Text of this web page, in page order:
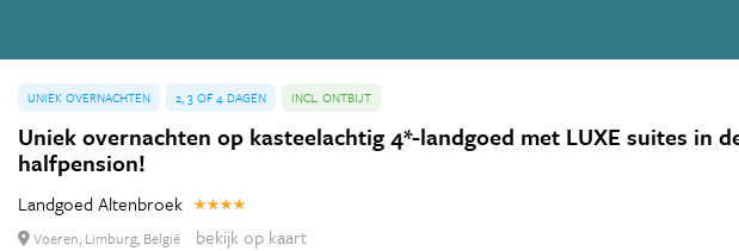
UNIEK OVERNACHTEN 2, 3 OF 4 DAGEN INCL. ONTBIJT
Uniek overnachten op kasteelachtig 4*-landgoed met LUXE suites
halfpension!
Landgoed Altenbroek
Voeren, Limburg, België bekijk op kaart